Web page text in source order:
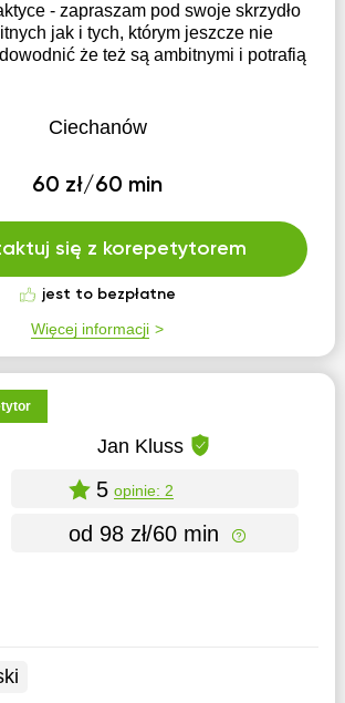
- zapraszam pod swoje skrzydło
jak i tych, którym jeszcze nie
że też są ambitnymi i potrafią
Ciechanów
60 zł/60 min
się z korepetytorem
jest to bezpłatne
Więcej informacji
Jan Kluss
5 opinie: 2
od 98 zł/60 min